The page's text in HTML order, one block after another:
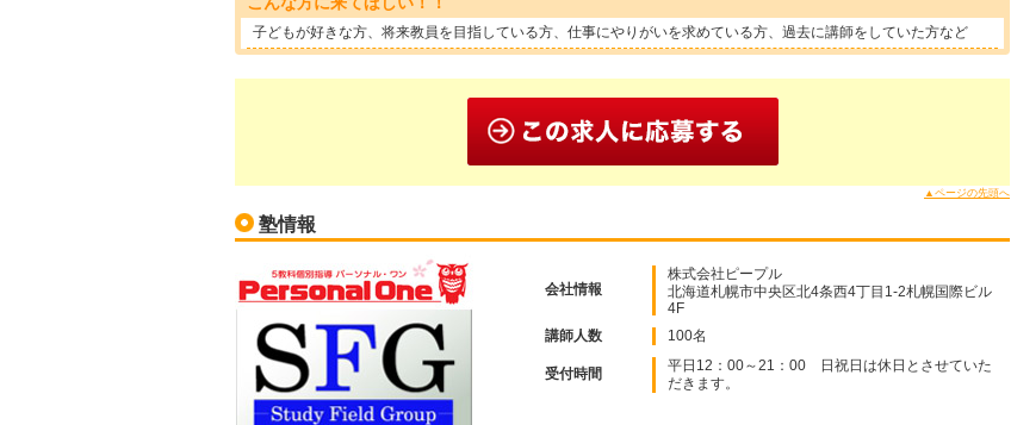
子どもが好きな方、将来教員を目指している方、仕事にやりがいを求めている方、過去に講師をしていた方など
▲ページの先頭へ
塾情報
会社情報
株式会社ピープル
北海道札幌市中央区北4条西4丁目1-2札幌国際ビル
4F
講師人数
100名
受付時間
平日12：00～21：00 日祝日は休日とさせていた
だきます。